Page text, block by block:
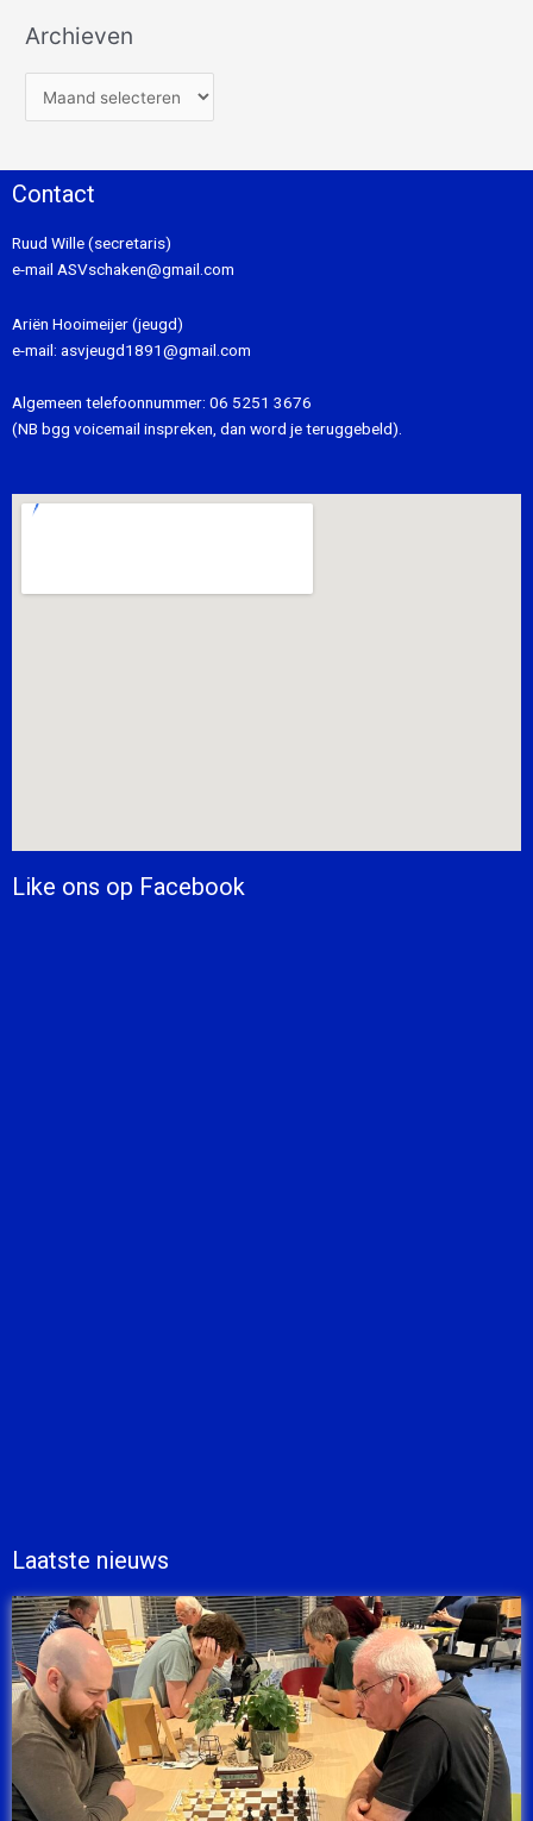
Archieven
Contact
Ruud Wille (secretaris)
e-mail ASVschaken@gmail.com
Ariën Hooimeijer (jeugd)
e-mail: asvjeugd1891@gmail.com
Algemeen telefoonnummer: 06 5251 3676
(NB bgg voicemail inspreken, dan word je teruggebeld).
Like ons op Facebook
Laatste nieuws